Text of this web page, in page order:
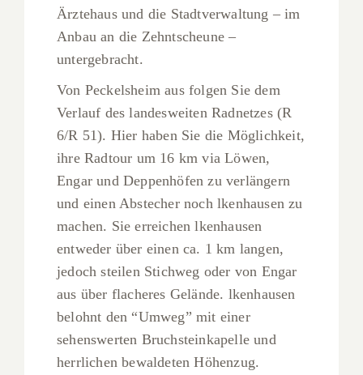
Ärztehaus und die Stadtverwaltung – im
Anbau an die Zehntscheune –
untergebracht.
Von Peckelsheim aus folgen Sie dem
Verlauf des landesweiten Radnetzes (R
6/R 51). Hier haben Sie die Möglichkeit,
ihre Radtour um 16 km via Löwen,
Engar und Deppenhöfen zu verlängern
und einen Abstecher noch lkenhausen zu
machen. Sie erreichen lkenhausen
entweder über einen ca. 1 km langen,
jedoch steilen Stichweg oder von Engar
aus über flacheres Gelände. lkenhausen
belohnt den “Umweg” mit einer
sehenswerten Bruchsteinkapelle und
herrlichen bewaldeten Höhenzug.